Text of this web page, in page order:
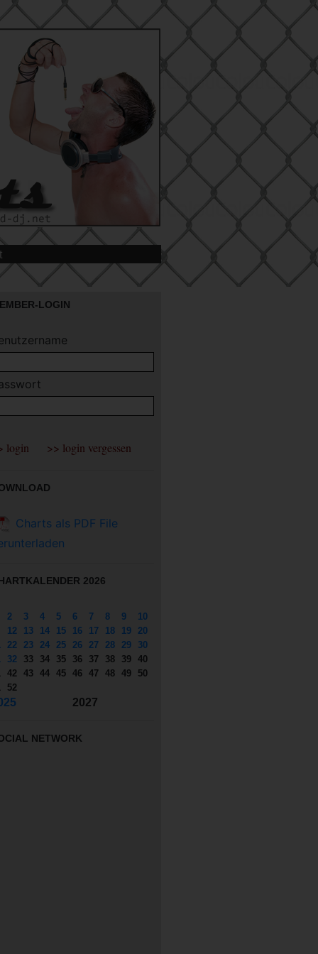
LOGIN
Charts als PDF File
2026
2 3 4 5 6 7 8 9
10
12 13 14 15 16 17 18 19
20
22 23 24 25 26 27 28 29
30
32 33 34 35 36 37 38 39 40
42 43 44 45 46 47 48 49
50
52
2027
NETWORK